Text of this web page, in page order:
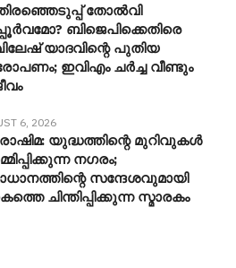
തോൽവി
ബിജെപിക്കെതിരെ
യാദവിന്റെ പുതിയ
ഇവിഎം ചർച്ച വീണ്ടും
6, 2026
യുദ്ധത്തിന്റെ മുറിവുകൾ
നഗരം;
സന്ദേശവുമായി
ചിന്തിപ്പിക്കുന്ന സ്മാരകം